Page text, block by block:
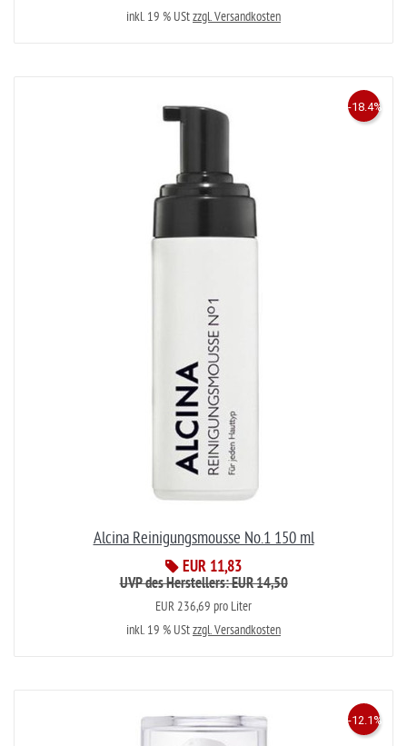
inkl. 19 % UStzzgl. Versandkosten
Alcina Reinigungsmousse No.1 150 ml
EUR 11,83
-18.4%
UVP des Herstellers: EUR 14,50
EUR 236,69 pro Liter
inkl. 19 % UStzzgl. Versandkosten
-12.1%